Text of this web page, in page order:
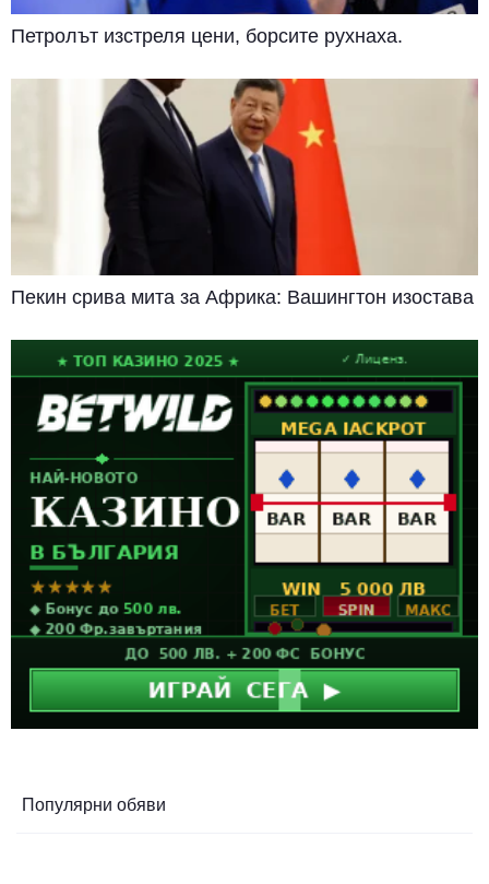
Петролът изстреля цени, борсите рухнаха.
Пекин срива мита за Африка: Вашингтон изостава
Популярни обяви